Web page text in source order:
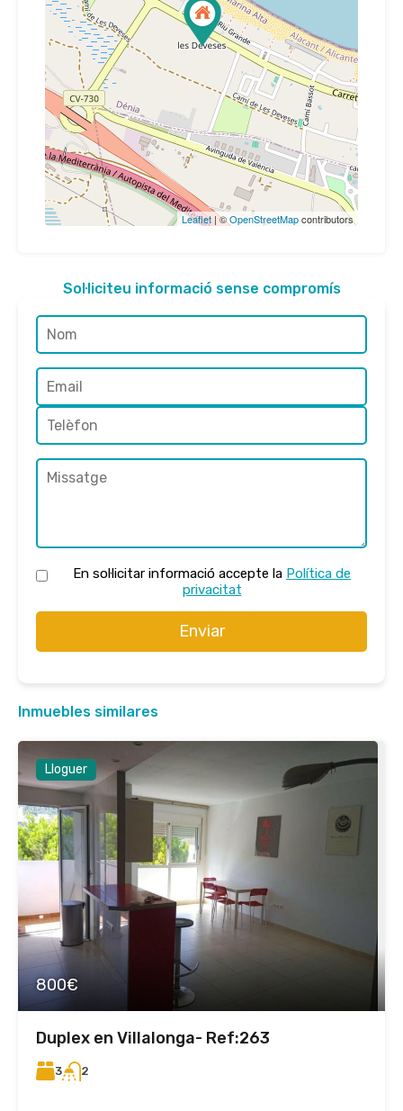
Leaflet | ©OpenStreetMapcontributors
Sol·liciteu informació sense compromís
En sol·licitar informació accepte la Política de
privacitat
Enviar
Inmuebles similares
Lloguer
800€
Duplex en Villalonga- Ref:263
3 2